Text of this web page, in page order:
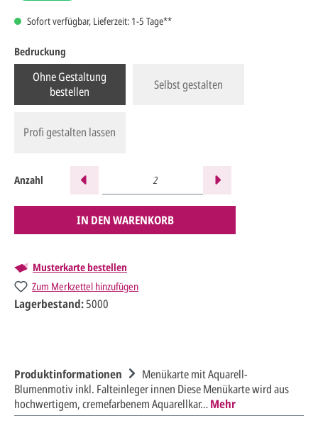
Sofort verfügbar, Lieferzeit: 1-5 Tage**
Bedruckung
Ohne Gestaltung
bestellen
Selbst gestalten
Profi gestalten lassen
Anzahl
IN DEN WARENKORB
Musterkarte bestellen
Zum Merkzettel hinzufügen
Lagerbestand:5000
Produktinformationen
Menükarte mit Aquarell-
Blumenmotiv inkl. Falteinleger innen Diese Menükarte wird aus
hochwertigem, cremefarbenem Aquarellkar…Mehr